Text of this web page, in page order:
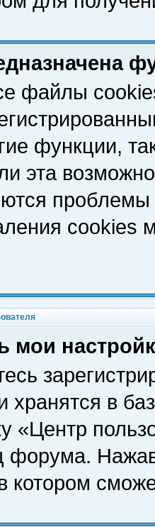
файлы
функции,
эта
cookies
мои
хранятся в
«Центр
форума.
котором